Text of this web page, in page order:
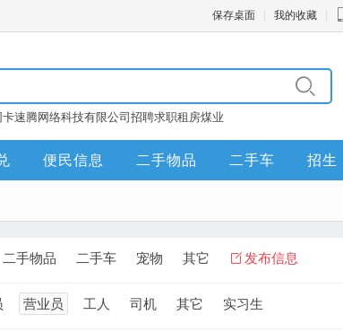
保存桌面 我的收藏
卡速腾网络科技有限公司 招聘求职租房煤业
便民信息 二手物品 二手车 招生
二手物品 二手车 宠物 其它 发布信息
营业员 工人 司机 其它 实习生